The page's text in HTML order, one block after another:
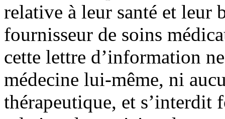
relative à leur santé et leur
fournisseur de soins
cette lettre d’information
médecine lui-même, ni
thérapeutique, et s’interdit